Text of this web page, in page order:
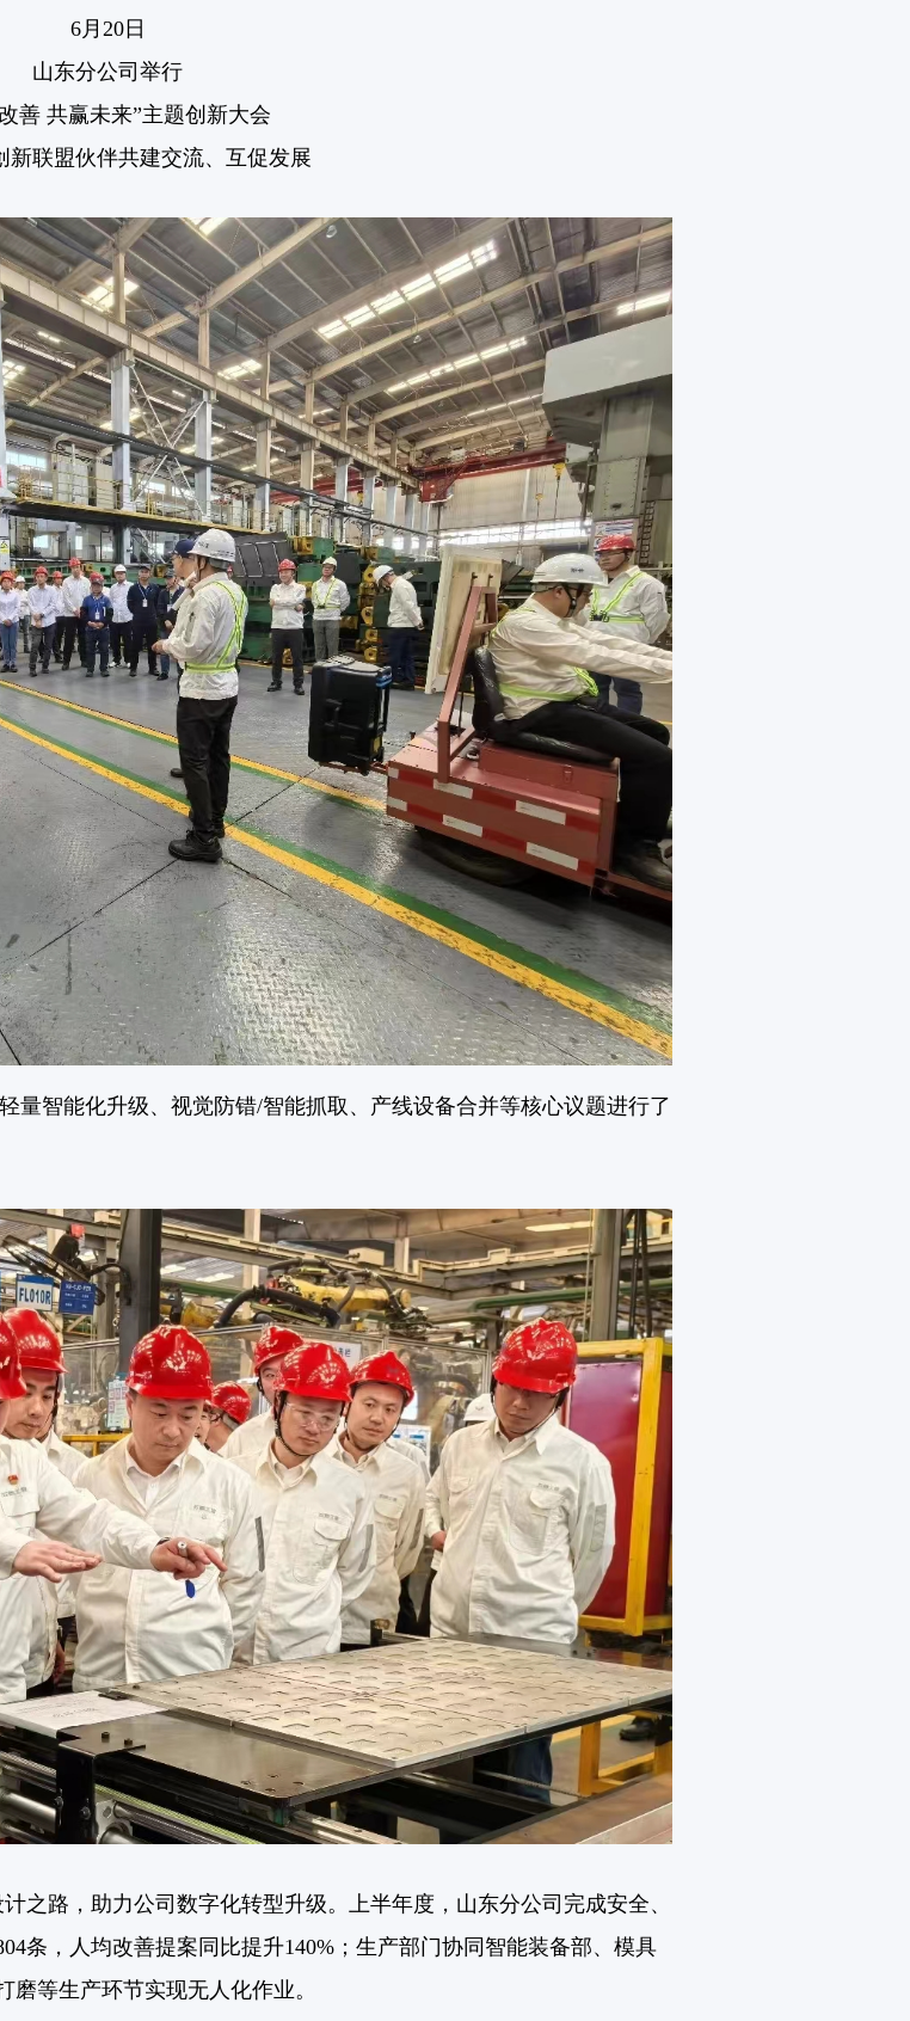
6月20日
山东分公司举行
善 共赢未来”主题创新大会
新联盟伙伴共建交流、互促发展
智能化升级、视觉防错/智能抓取、产线设备合并等核心议题进行了
之路，助力公司数字化转型升级。上半年度，山东分公司完成安全、
条，人均改善提案同比提升140%；生产部门协同智能装备部、模具
磨等生产环节实现无人化作业。